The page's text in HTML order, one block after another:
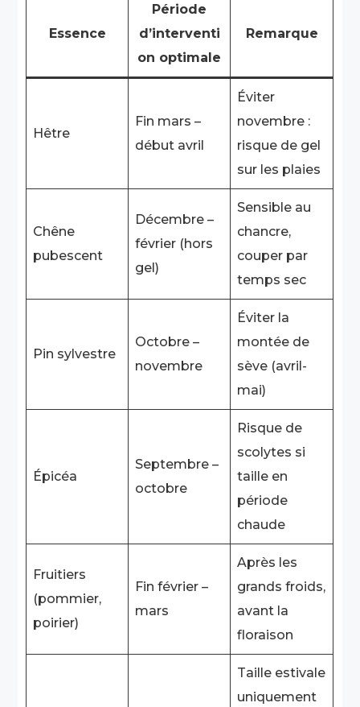
Essence
Période
d’interventi
on optimale
Remarque
Hêtre
Fin mars –
début avril
Éviter
novembre :
risque de gel
sur les plaies
Chêne
pubescent
Décembre –
février (hors
gel)
Sensible au
chancre,
couper par
temps sec
Pin sylvestre
Octobre –
novembre
Éviter la
montée de
sève (avril-
mai)
Épicéa
Septembre –
octobre
Risque de
scolytes si
taille en
période
chaude
Fruitiers
(pommier,
poirier)
Fin février –
mars
Après les
grands froids,
avant la
floraison
Taille estivale
uniquement